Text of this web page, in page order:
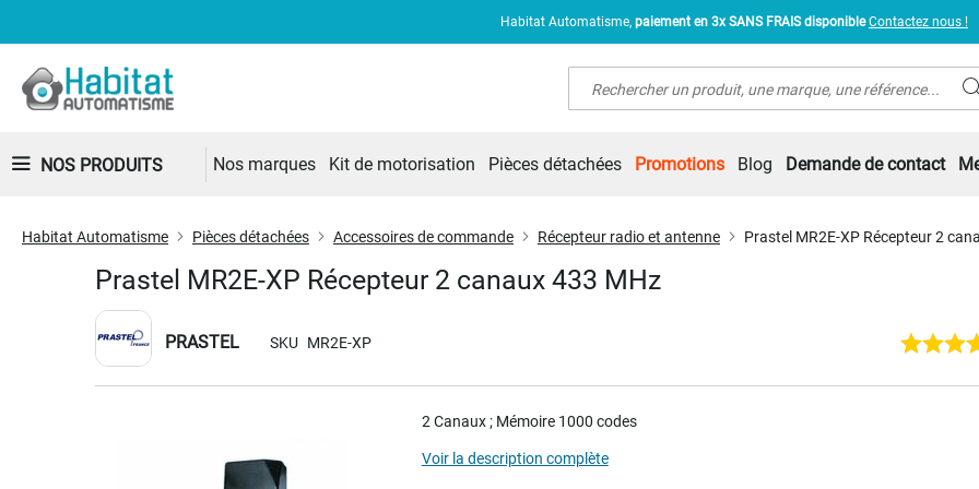
Habitat Automatisme, paiement en 3x SANS FRAIS disponible Contactez nous !
NOS PRODUITS Nos marques Kit de motorisation Pièces détachées Promotions Blog Demande de contact
Habitat Automatisme Pièces détachées Accessoires de commande Récepteur radio et antenne Prastel MR2E-XP Récepteur 2
Prastel MR2E-XP Récepteur 2 canaux 433 MHz
PRASTEL SKU MR2E-XP
2 Canaux ; Mémoire 1000 codes
Voir la description complète